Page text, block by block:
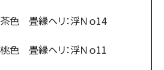
色 畳縁ヘリ：浮Ｎｏ14
色 畳縁ヘリ：浮Ｎｏ11